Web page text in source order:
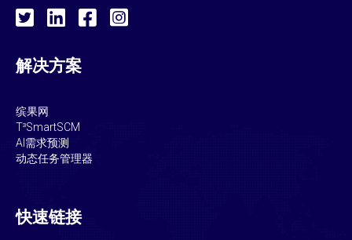
解决方案
缤果网
T³SmartSCM
AI需求预测
动态任务管理器
快速链接